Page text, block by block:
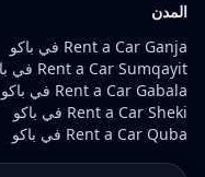
المدن
Rent a Car Ganja في باكو
Rent a Car Sumqayit في باكو
Rent a Car Gabala في باكو
Rent a Car Sheki في باكو
Rent a Car Quba في باكو